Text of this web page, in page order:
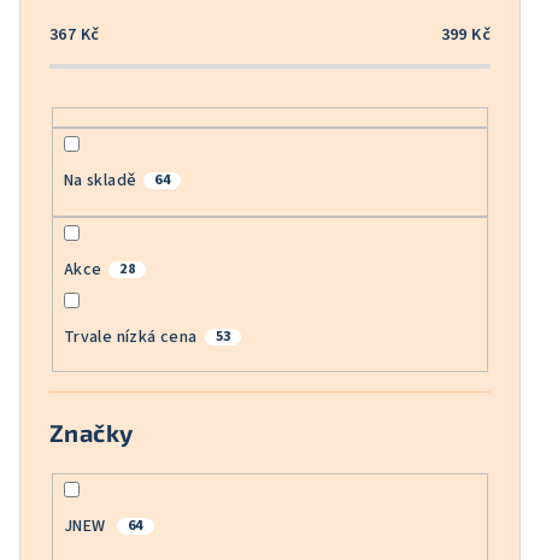
367 Kč 399 Kč
Na skladě 64
Akce 28
Trvale nízká cena 53
Značky
JNEW 64